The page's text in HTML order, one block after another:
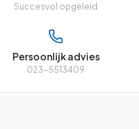
Succesvol opgeleid
Persoonlijk advies
023-5513409